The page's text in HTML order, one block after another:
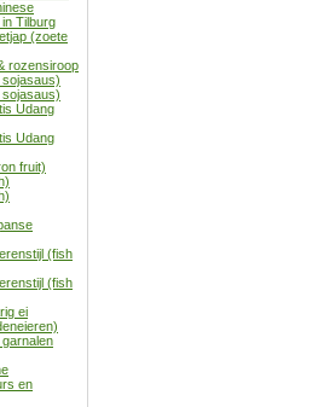
Tilburg
(zoete
rozensiroop
sojasaus)
sojasaus)
Udang
Udang
fruit)
(fish
(fish
ei
en